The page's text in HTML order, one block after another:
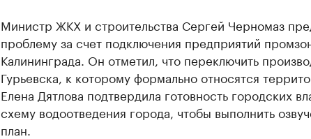
Министр ЖКХ и строительства Сергей Черномаз
проблему за счет подключения предприятий
Калининграда. Он отметил, что переключить
Гурьевска, к которому формально относятся
Елена Дятлова подтвердила готовность городских
схему водоотведения города, чтобы выполнить
план.